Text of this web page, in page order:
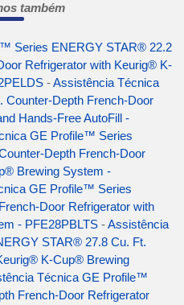
também
Series ENERGY STAR® 22.2
Refrigerator with Keurig® K-
-Assistência Técnica
Depth French-Door
Hands-Free AutoFill -
GE Profile™ Series
Depth French-Door
Brewing System -
GE Profile™ Series
Door Refrigerator with
- PFE28PBLTS -Assistência
STAR® 27.8 Cu. Ft.
K-Cup® Brewing
Técnica GE Profile™
French-Door Refrigerator